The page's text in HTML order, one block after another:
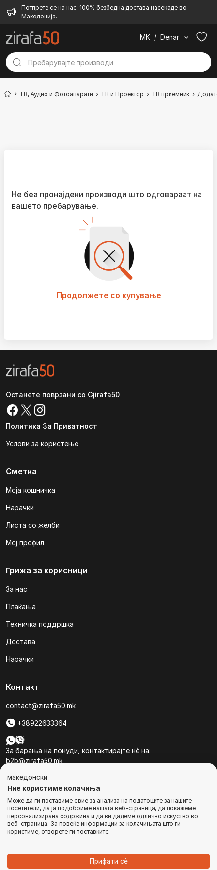
Потпрете се на нас. 100% безбедна достава насекаде во
Македонија.
MK / Denar
ТВ, Аудио и Фотоапарати ТВ и Проектор ТВ приемник
Не беа пронајдени производи што одговараат на
вашето пребарување.
Продолжете со купување
Останете поврзани со Gjirafa50
Политика За Приватност
Услови за користење
Сметка
Моја кошничка
Нарачки
Листа со желби
Мој профил
Грижа за корисници
За нас
Плаќања
Техничка поддршка
Достава
Нарачки
Контакт
contact@zirafa50.mk
+38922633364
За барања на понуди, контактирајте нѐ на:
b2b@zirafa50.mk
Jадранска Магистрала 86, Skopje, North Macedonia
© Сите права се задржани
македонски
Ние користиме колачиња
Може да ги поставиме овие за анализа на податоците за нашите
посетители, да ја подобриме нашата веб-страница, да покажеме
персонализирана содржина и да ви дадеме одлично искуство во
веб-страница. За повеќе информации за колачињата што ги
користиме, отворете ги поставките.
Прифати сѐ